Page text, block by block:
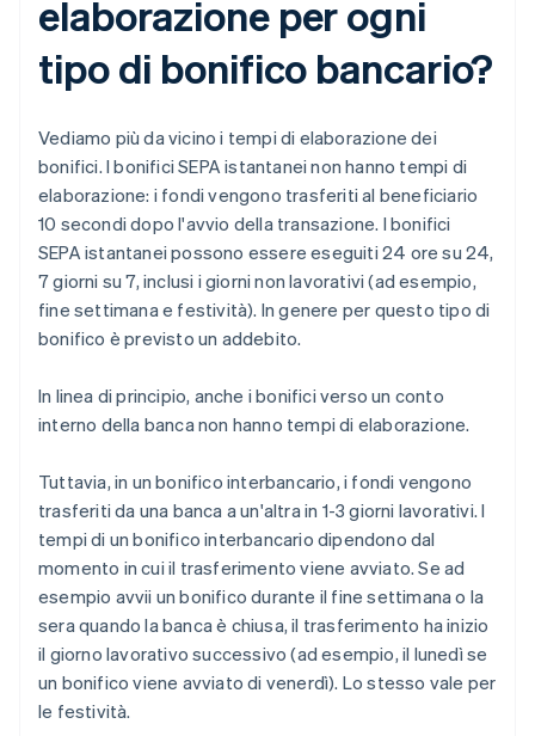
elaborazione per ogni
tipo di bonifico bancario?
Vediamo più da vicino i tempi di elaborazione dei
bonifici. I bonifici SEPA istantanei non hanno tempi di
elaborazione: i fondi vengono trasferiti al beneficiario
10 secondi dopo l'avvio della transazione. I bonifici
SEPA istantanei possono essere eseguiti 24 ore su 24,
7 giorni su 7, inclusi i giorni non lavorativi (ad esempio,
fine settimana e festività). In genere per questo tipo di
bonifico è previsto un addebito.
In linea di principio, anche i bonifici verso un conto
interno della banca non hanno tempi di elaborazione.
Tuttavia, in un bonifico interbancario, i fondi vengono
trasferiti da una banca a un'altra in 1-3 giorni lavorativi. I
tempi di un bonifico interbancario dipendono dal
momento in cui il trasferimento viene avviato. Se ad
esempio avvii un bonifico durante il fine settimana o la
sera quando la banca è chiusa, il trasferimento ha inizio
il giorno lavorativo successivo (ad esempio, il lunedì se
un bonifico viene avviato di venerdì). Lo stesso vale per
le festività.